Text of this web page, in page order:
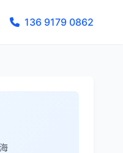
136 9179 0862
国公司注